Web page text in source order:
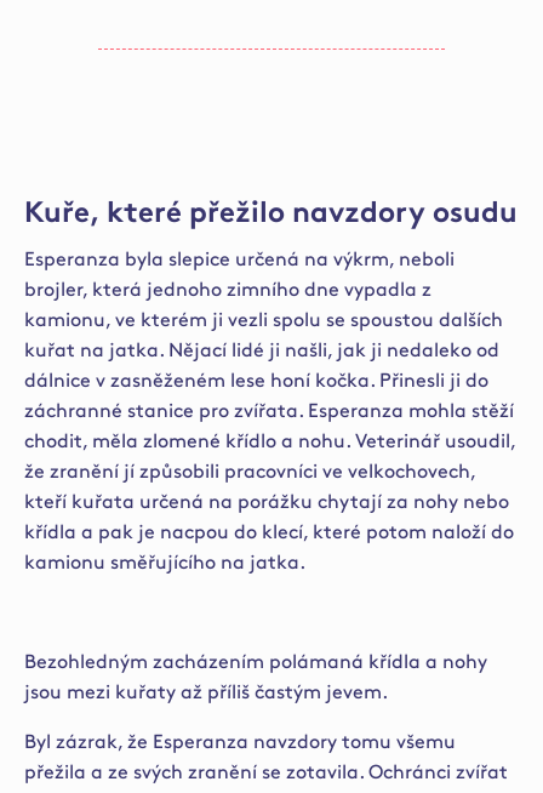
Kuře, které přežilo navzdory osudu
Esperanza byla slepice určená na výkrm, neboli
brojler, která jednoho zimního dne vypadla z
kamionu, ve kterém ji vezli spolu se spoustou dalších
kuřat na jatka. Nějací lidé ji našli, jak ji nedaleko od
dálnice v zasněženém lese honí kočka. Přinesli ji do
záchranné stanice pro zvířata. Esperanza mohla stěží
chodit, měla zlomené křídlo a nohu. Veterinář usoudil,
že zranění jí způsobili pracovníci ve velkochovech,
kteří kuřata určená na porážku chytají za nohy nebo
křídla a pak je nacpou do klecí, které potom naloží do
kamionu směřujícího na jatka.
Bezohledným zacházením polámaná křídla a nohy
jsou mezi kuřaty až příliš častým jevem.
Byl zázrak, že Esperanza navzdory tomu všemu
přežila a ze svých zranění se zotavila. Ochránci zvířat